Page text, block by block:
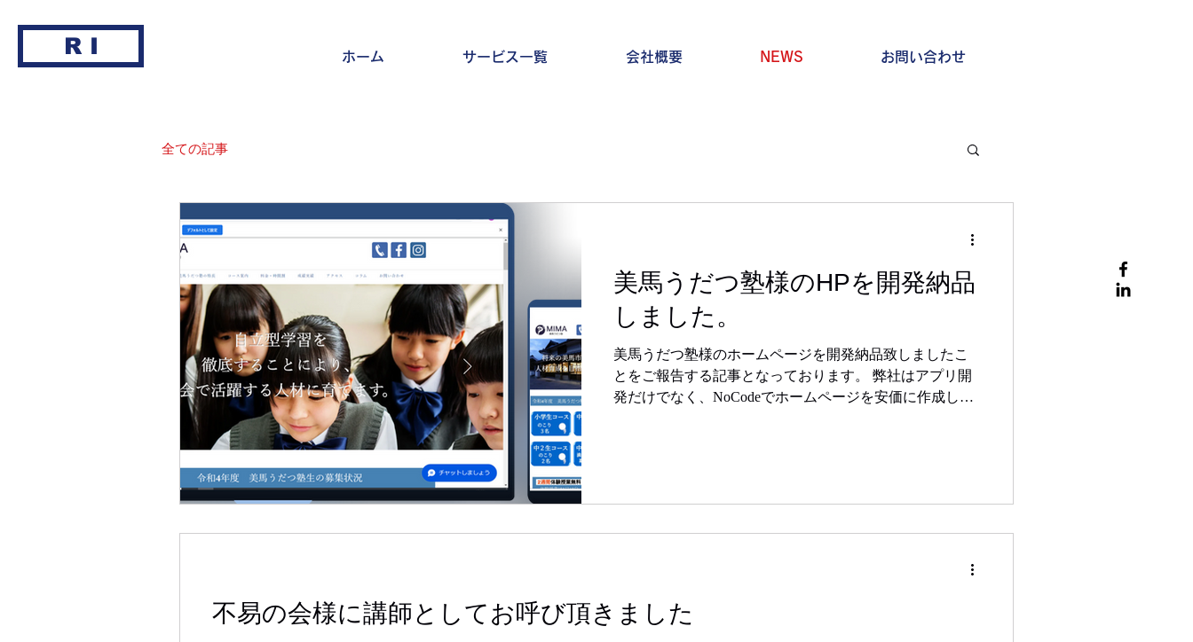
R I ホーム サービス一覧 会社概要 NEWS お問い合わせ
全ての記事
美馬うだつ塾様のHPを開発納品
しました。
美馬うだつ塾様のホームページを開発納品致しましたこ
とをご報告する記事となっております。 弊社はアプリ開
発だけでなく、NoCodeでホームページを安価に作成した
不易の会様に講師としてお呼び頂きました